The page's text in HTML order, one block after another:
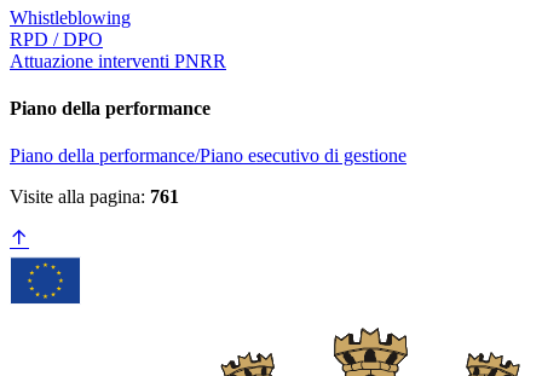
Whistleblowing
RPD / DPO
Attuazione interventi PNRR
Piano della performance
Piano della performance/Piano esecutivo di gestione
Visite alla pagina: 761